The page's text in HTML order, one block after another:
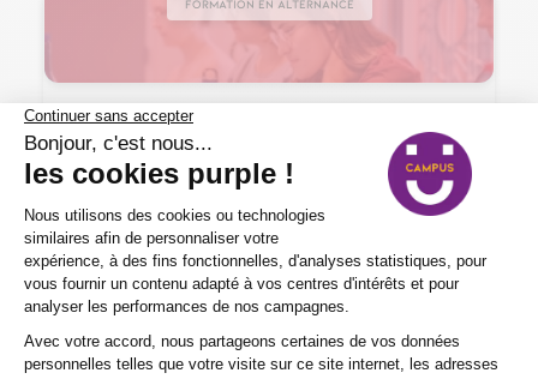
Formation en alternance
Web – Informatique > Web marketing
Chef de projet web et stratégie digitale
1 an
Nos certificats, titres et diplômes de
Niveau 6
En centre, en alternance